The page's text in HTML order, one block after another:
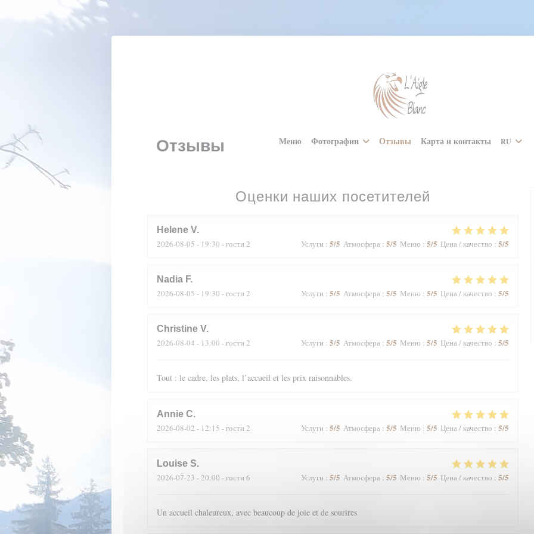
Панель управления cookies
Меню Фотографии Отзывы Карта и контакты RU
Отзывы
Оценки наших посетителей
Helene V
2026-08-05 - 19:30 - гости 2 Услуги : 5/5 Атмосфера : 5/5 Меню : 5/5 Цена / качество : 5/5
Nadia F
2026-08-05 - 19:30 - гости 2 Услуги : 5/5 Атмосфера : 5/5 Меню : 5/5 Цена / качество : 5/5
Christine V
2026-08-04 - 13:00 - гости 2 Услуги : 5/5 Атмосфера : 5/5 Меню : 5/5 Цена / качество : 5/5
Tout : le cadre, les plats, l’accueil et les prix raisonnables.
Annie C
2026-08-02 - 12:15 - гости 2 Услуги : 5/5 Атмосфера : 5/5 Меню : 5/5 Цена / качество : 5/5
Louise S
2026-07-23 - 20:00 - гости 6 Услуги : 5/5 Атмосфера : 5/5 Меню : 5/5 Цена / качество : 5/5
Un accueil chaleureux, avec beaucoup de joie et de sourires